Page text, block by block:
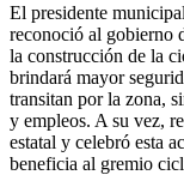
El presidente
reconoció al gobierno
la construcción de la
brindará mayor
transitan por la zona,
y empleos. A su vez,
estatal y celebró esta
beneficia al gremio